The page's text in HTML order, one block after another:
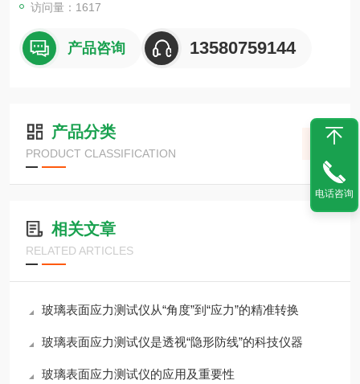
访问量：1617
产品咨询 13580759144
产品分类
PRODUCT CLASSIFICATION
相关文章
RELATED ARTICLES
玻璃表面应力测试仪从“角度”到“应力”的精准转换
玻璃表面应力测试仪是透视“隐形防线”的科技仪器
玻璃表面应力测试仪的应用及重要性
电话咨询